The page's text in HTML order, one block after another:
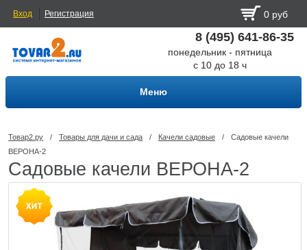
Вход Регистрация 0 руб
8 (495) 641-86-35
понедельник - пятница
с 10 до 18 ч
Меню
Товар2.ру / Товары для дачи и сада / Качели садовые /
Садовые качели
ВЕРОНА-2
Садовые качели ВЕРОНА-2